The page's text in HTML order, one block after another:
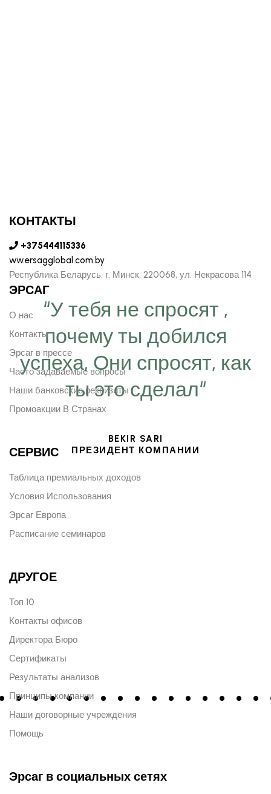
“У тебя не спросят ,
почему ты добился
успеха, Они спросят, как
ты это сделал“
BEKIR SARI
ПРЕЗИДЕНТ КОМПАНИИ
КОНТАКТЫ
+375444115336
ww.ersagglobal.com.by
Республика Беларусь, г. Минск, 220068, ул. Некрасова 114
ЭРСАГ
О нас
Контакты
Эрсаг в прессе
Часто задаваемые вопросы
Наши банковские реквизиты
Промоакции В Странах
СЕРВИС
Таблица премиальных доходов
Условия Использования
Эрсаг Европа
Расписание семинаров
ДРУГОЕ
Топ 10
Контакты офисов
Директора Бюро
Сертификаты
Результаты анализов
Принципы компании
Наши договорные учреждения
Помощь
Эрсаг в социальных сетях